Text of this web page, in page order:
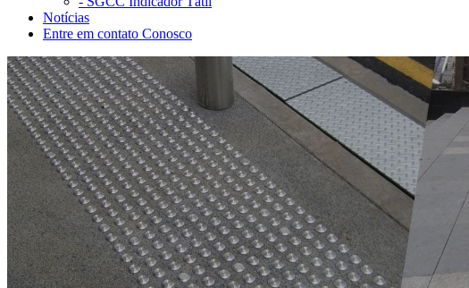
Notícias
Entre em contato Conosco